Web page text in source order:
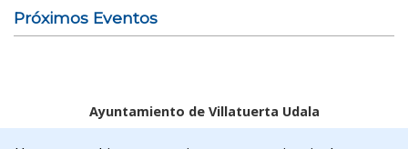
Próximos Eventos
Ayuntamiento de Villatuerta Udala